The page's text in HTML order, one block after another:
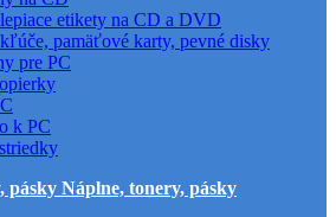
etikety na CD a DVD
pamäťové karty, pevné disky
pre PC
k PC
Náplne, tonery, pásky